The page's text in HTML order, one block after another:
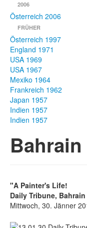
2006
Österreich 2006
FRÜHER
Österreich 1997
England 1971
USA 1969
USA 1967
Mexiko 1964
Frankreich 1962
Japan 1957
Indien 1957
Indien 1957
Bahrain
"A Painter's Life!
Daily Tribune, Bahrain
Mittwoch, 30. Jänner